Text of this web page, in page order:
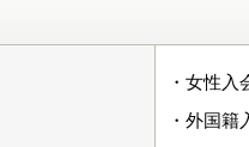
・女性入
・外国